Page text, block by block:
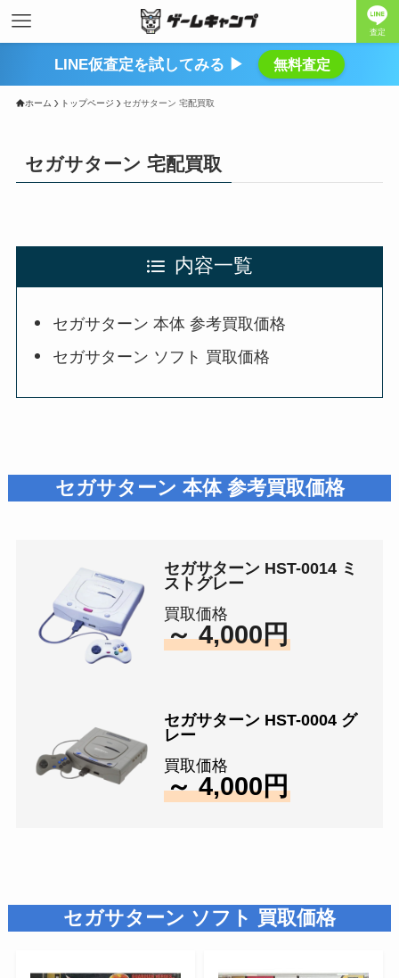
査定
LINE仮査定を試してみる ▶ 無料査定
ホーム トップページ セガサターン 宅配買取
セガサターン 宅配買取
内容一覧
セガサターン 本体 参考買取価格
セガサターン ソフト 買取価格
セガサターン 本体 参考買取価格
セガサターン HST-0014 ミ
ストグレー
買取価格
～ 4,000円
セガサターン HST-0004 グ
レー
買取価格
～ 4,000円
セガサターン ソフト 買取価格